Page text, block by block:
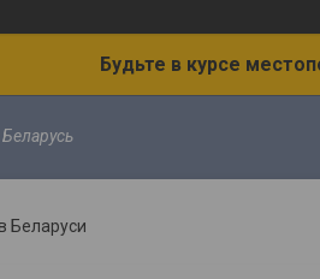
Будьте в курсе
Беларуси